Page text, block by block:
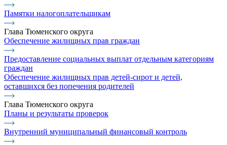
Памятки налогоплательщикам
Глава Тюменского округа
Обеспечение жилищных прав граждан
Предоставление социальных выплат отдельным категориям
граждан
Обеспечение жилищных прав детей-сирот и детей,
оставшихся без попечения родителей
Глава Тюменского округа
Планы и результаты проверок
Внутренний муниципальный финансовый контроль